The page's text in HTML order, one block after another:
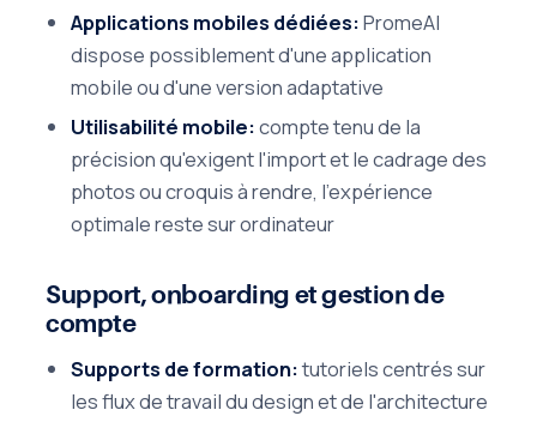
Applications mobiles dédiées:PromeAI
dispose possiblement d'une application
mobile ou d'une version adaptative
Utilisabilité mobile:compte tenu de la
précision qu'exigent l'import et le cadrage des
photos ou croquis à rendre, l'expérience
optimale reste sur ordinateur
Support, onboarding et gestion de
compte
Supports de formation:tutoriels centrés sur
les flux de travail du design et de l'architecture